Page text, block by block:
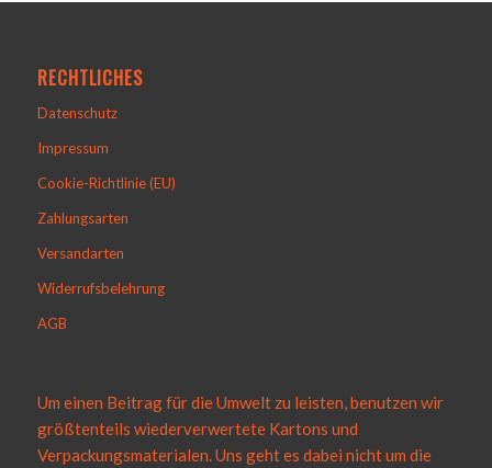
RECHTLICHES
Datenschutz
Impressum
Cookie-Richtlinie (EU)
Zahlungsarten
Versandarten
Widerrufsbelehrung
AGB
Um einen Beitrag für die Umwelt zu leisten, benutzen wir
größtenteils wiederverwertete Kartons und
Verpackungsmaterialen. Uns geht es dabei nicht um die